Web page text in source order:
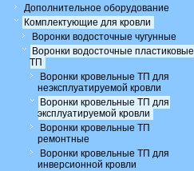
Дополнительное оборудование
Комплектующие для кровли
Воронки водосточные чугунные
Воронки водосточные пластиковые
ТП
Воронки кровельные ТП для
неэксплуатируемой кровли
Воронки кровельные ТП для
эксплуатируемой кровли
Воронки кровельные ТП
ремонтные
Воронки кровельные ТП для
инверсионной кровли